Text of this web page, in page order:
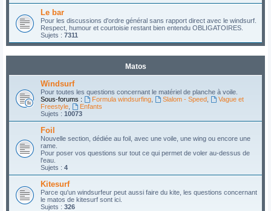
Le bar
Pour les discussions d'ordre général sans rapport direct avec le windsurf.
Respect, humour et courtoisie restant bien entendu OBLIGATOIRES.
Sujets : 7311
Matos
Windsurf
Pour toutes les questions concernant le matériel de planche à voile.
Sous-forums :
Formula windsurfing, Slalom - Speed,
Vague et
Freestyle
Enfants
Sujets : 10073
Foil
Nouvelle section, dédiée au foil, avec une voile, une wing ou encore une
rame.
Pour poser vos questions sur tout ce qui permet de voler au-dessus de
l'eau.
Sujets : 4
Kitesurf
Parce qu'un windsurfeur peut aussi faire du kite, les questions concernant
le matos de kitesurf sont ici.
Sujets : 326